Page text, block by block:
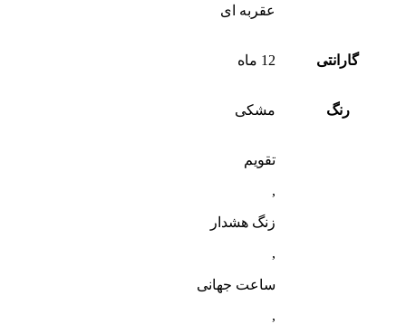
عقربه ای
گارانتی 12 ماه
رنگ مشکی
تقویم
,
زنگ هشدار
,
ساعت جهانی
,